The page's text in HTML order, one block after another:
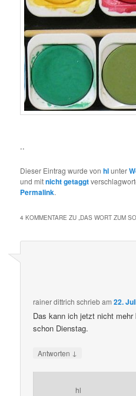
..
Dieser Eintrag wurde vonhlunter
und mitnicht getaggt
Permalink.
4 KOMMENTARE ZU „ DAS WORT ZUM
rainer dittrich schriebam22.
Das kann ich jetzt nicht
schon Dienstag.
Antworten ↓
hl